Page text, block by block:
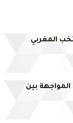
المغربي
المواجهة بين